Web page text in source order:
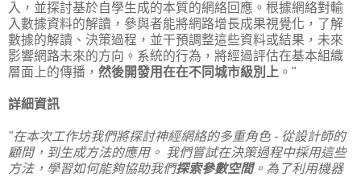
入，並探討基於自學生成的本質的網絡回應。根據網絡對輸
入數據資料的解讀，參與者能將網路增長成果視覺化，了解
數據的解讀、決策過程，並干預調整這些資料或結果，未來
影響網路未來的方向。系統的行為，將經過評估在基本組織
層面上的傳播， 然後開發用在在不同城市級別上 。"
詳細資訊
"在本次工作坊我們將探討神經網絡的多重角色 - 從設計師的
顧問，到生成方法的應用。 我們嘗試在決策過程中採用這些
方法，學習如何能夠協助我們探索參數空間。為了利用機器